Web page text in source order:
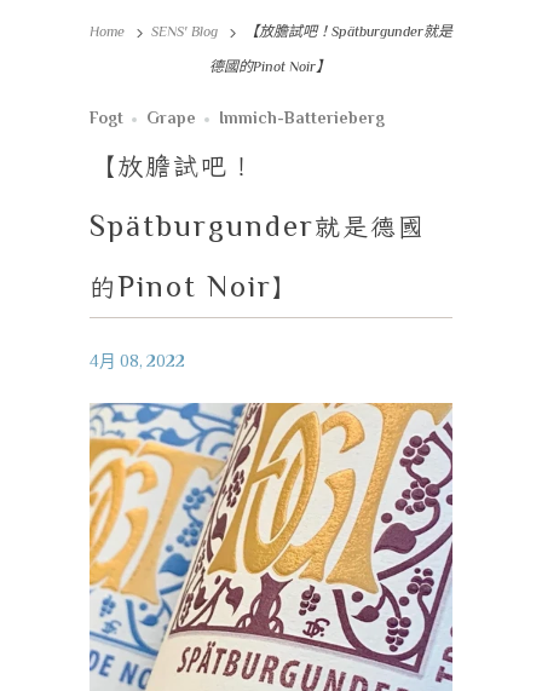
Home SENS' Blog 【放膽試吧！Spätburgunder就是
德國的Pinot Noir】
Fogt Grape Immich-Batterieberg
【放膽試吧！
Spätburgunder就是德國
的Pinot Noir】
4月 08, 2022
VIEW CART